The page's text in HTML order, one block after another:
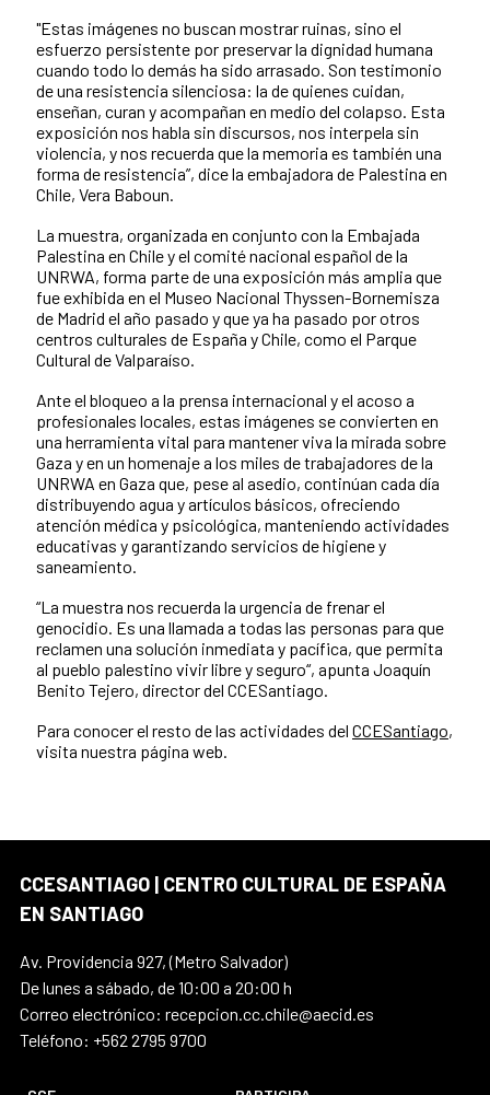
"Estas imágenes no buscan mostrar ruinas, sino el
esfuerzo persistente por preservar la dignidad humana
cuando todo lo demás ha sido arrasado. Son testimonio
de una resistencia silenciosa: la de quienes cuidan,
enseñan, curan y acompañan en medio del colapso. Esta
exposición nos habla sin discursos, nos interpela sin
violencia, y nos recuerda que la memoria es también una
forma de resistencia”, dice la embajadora de Palestina en
Chile, Vera Baboun.
La muestra, organizada en conjunto con la Embajada
Palestina en Chile y el comité nacional español de la
UNRWA, forma parte de una exposición más amplia que
fue exhibida en el Museo Nacional Thyssen-Bornemisza
de Madrid el año pasado y que ya ha pasado por otros
centros culturales de España y Chile, como el Parque
Cultural de Valparaíso.
Ante el bloqueo a la prensa internacional y el acoso a
profesionales locales, estas imágenes se convierten en
una herramienta vital para mantener viva la mirada sobre
Gaza y en un homenaje a los miles de trabajadores de la
UNRWA en Gaza que, pese al asedio, continúan cada día
distribuyendo agua y artículos básicos, ofreciendo
atención médica y psicológica, manteniendo actividades
educativas y garantizando servicios de higiene y
saneamiento.
“La muestra nos recuerda la urgencia de frenar el
genocidio. Es una llamada a todas las personas para que
reclamen una solución inmediata y pacífica, que permita
al pueblo palestino vivir libre y seguro“, apunta Joaquín
Benito Tejero, director del CCESantiago.
Para conocer el resto de las actividades del CCESantiago,
visita nuestra página web.
CCESANTIAGO | CENTRO CULTURAL DE ESPAÑA
EN SANTIAGO
Av. Providencia 927, (Metro Salvador)
De lunes a sábado, de 10:00 a 20:00 h
Correo electrónico: recepcion.cc.chile@aecid.es
Teléfono: +562 2795 9700